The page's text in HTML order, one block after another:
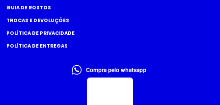
GUIA DE ROSTOS
TROCAS E DEVOLUÇÕES
POLÍTICA DE PRIVACIDADE
POLÍTICA DE ENTREGAS
Compra pelo whatsapp